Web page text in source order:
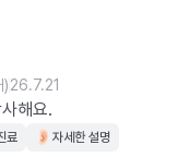
)26.7.21
해요.
료 자세한 설명